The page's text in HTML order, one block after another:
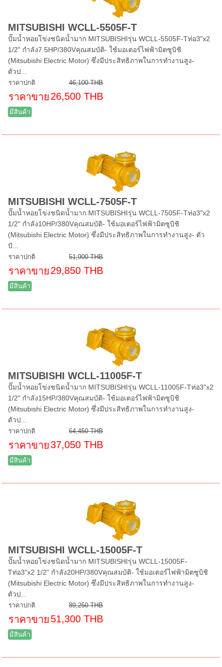
MITSUBISHI WCLL-5505F-T
ปั๊มน้ำหอยโข่งชนิดน้ำมาก MITSUBISHIรุ่น WCLL-5505F-Tท่อ3"x2
1/2" กำลัง7.5HP/380Vคุณสมบัติ- ใช้มอเตอร์ไฟฟ้ามิตซูบิชิ
(Mitsubishi Electric Motor) ซึ่งมีประสิทธิภาพในการทำงานสูง-
ตัวป...
ราคาปกติ 46,100 THB
ราคาขาย 26,500 THB
มีสินค้า
MITSUBISHI WCLL-7505F-T
ปั๊มน้ำหอยโข่งชนิดน้ำมาก MITSUBISHIรุ่น WCLL-7505F-Tท่อ3"x2
1/2" กำลัง10HP/380Vคุณสมบัติ- ใช้มอเตอร์ไฟฟ้ามิตซูบิชิ
(Mitsubishi Electric Motor) ซึ่งมีประสิทธิภาพในการทำงานสูง- ตัว
ปั...
ราคาปกติ 51,900 THB
ราคาขาย 29,850 THB
มีสินค้า
MITSUBISHI WCLL-11005F-T
ปั๊มน้ำหอยโข่งชนิดน้ำมาก MITSUBISHIรุ่น WCLL-11005F-Tท่อ3"x2
1/2" กำลัง15HP/380Vคุณสมบัติ- ใช้มอเตอร์ไฟฟ้ามิตซูบิชิ
(Mitsubishi Electric Motor) ซึ่งมีประสิทธิภาพในการทำงานสูง-
ตัวป...
ราคาปกติ 64,450 THB
ราคาขาย37,050 THB
มีสินค้า
MITSUBISHI WCLL-15005F-T
ปั๊มน้ำหอยโข่งชนิดน้ำมาก MITSUBISHIรุ่น WCLL-15005F-
Tท่อ3"x2 1/2" กำลัง20HP/380Vคุณสมบัติ- ใช้มอเตอร์ไฟฟ้ามิตซูบิชิ
(Mitsubishi Electric Motor) ซึ่งมีประสิทธิภาพในการทำงานสูง-
ตัวป...
ราคาปกติ 89,250 THB
ราคาขาย 51,300 THB
มีสินค้า